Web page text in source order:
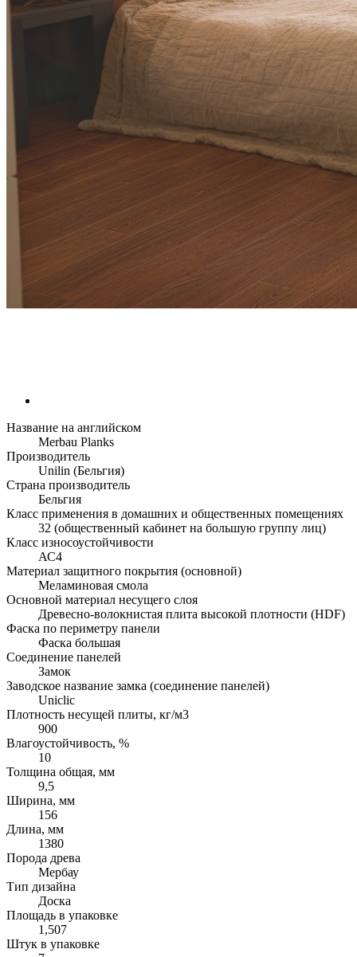
Название на английском
Merbau Planks
Производитель
Unilin (Бельгия)
Страна производитель
Бельгия
Класс применения в домашних и общественных помещениях
32 (общественный кабинет на большую группу лиц)
Класс износоустойчивости
АС4
Материал защитного покрытия (основной)
Меламиновая смола
Основной материал несущего слоя
Древесно-волокнистая плита высокой плотности (HDF)
Фаска по периметру панели
Фаска большая
Соединение панелей
Замок
Заводское название замка (соединение панелей)
Uniclic
Плотность несущей плиты, кг/м3
900
Влагоустойчивость, %
10
Толщина общая, мм
9,5
Ширина, мм
156
Длина, мм
1380
Порода древа
Мербау
Тип дизайна
Доска
Площадь в упаковке
1,507
Штук в упаковке